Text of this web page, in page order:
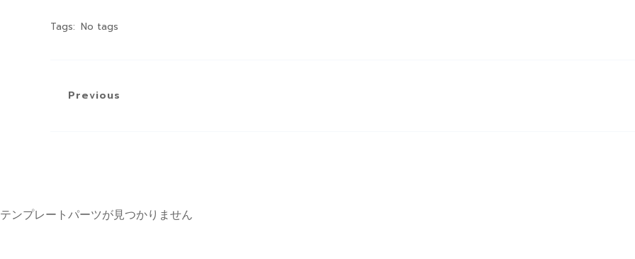
Tags: No tags
Previous
テンプレートパーツが見つかりません